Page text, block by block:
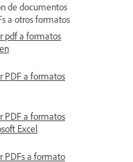
de documentos
a otros formatos
pdf a formatos
PDF a formatos
PDF a formatos
Excel
PDFs a formato